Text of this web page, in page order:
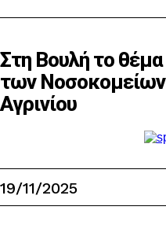
Στη Βουλή το
των
Αγρινίου
19/11/2025